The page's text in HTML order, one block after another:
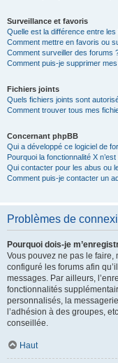
Surveillance et favoris
Quelle est la différence entre
Comment mettre en favoris ou
Comment surveiller des forums
Comment puis-je supprimer
Fichiers joints
Quels fichiers joints sont
Comment trouver tous mes
Concernant phpBB
Qui a développé ce logiciel de
Pourquoi la fonctionnalité X
Qui contacter pour les abus ou
Comment puis-je contacter un
Problèmes de
Pourquoi dois-je
Vous pouvez ne pas le faire,
configuré les forums afin
messages. Par ailleurs,
fonctionnalités
personnalisés, la
l’adhésion à des groupes,
conseillée.
Haut